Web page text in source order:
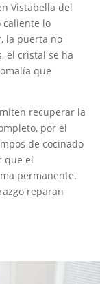
Vistabella del
caliente lo
la puerta no
el cristal se ha
que
recuperar la
por el
de cocinado
que el
permanente.
reparan